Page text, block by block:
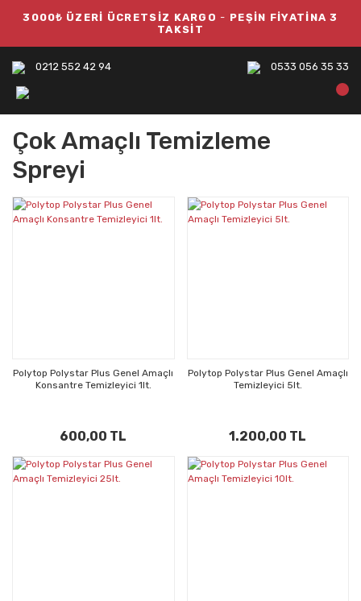
3000₺ ÜZERİ ÜCRETSİZ KARGO - PEŞİN FİYATİNA 3
TAKSİT
0212 552 42 94 0533 056 35 33
Çok Amaçlı Temizleme
Spreyi
Polytop Polystar Plus Genel Amaçlı
Konsantre Temizleyici 1lt.
600,00 TL
Polytop Polystar Plus Genel Amaçlı
Temizleyici 5lt.
1.200,00 TL